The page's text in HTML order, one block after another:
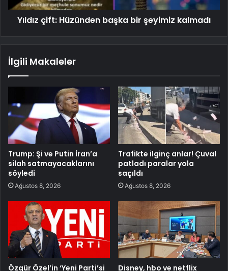
Yıldız çift: Hüzünden başka bir şeyimiz kalmadı
İlgili Makaleler
Trump: Şi ve Putin İran’a
silah satmayacaklarını
söyledi
Ağustos 8, 2026
Trafikte ilginç anlar! Çuval
patladı paralar yola
saçıldı
Ağustos 8, 2026
Özgür Özel’in ‘Yeni Parti’si Disney, hbo ve netflix